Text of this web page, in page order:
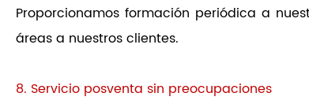
Proporcionamos formación periódica a
áreas a nuestros clientes.
8. Servicio posventa sin preocupaciones